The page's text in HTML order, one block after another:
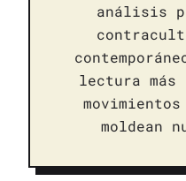
análisis
lectura
moldean